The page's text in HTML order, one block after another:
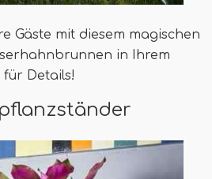
Gäste mit diesem magischen
in Ihrem
Details!